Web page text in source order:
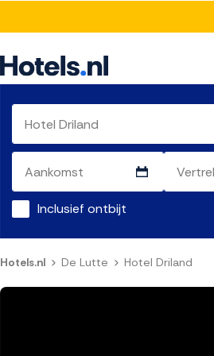
Inclusief ontbijt
Hotels.nl De Lutte Hotel Driland